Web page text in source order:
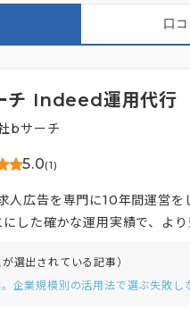
口
チ Indeed運用代行
bサーチ
5.0(1)
人広告を専門に10年間運営
した確かな運用実績で、よ
選出されている記事）
企業規模別の活用法で選ぶ失敗し